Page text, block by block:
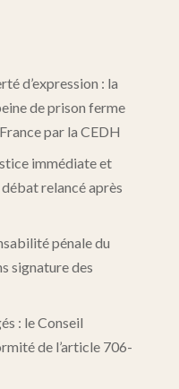
d’expression : la
de prison ferme
par la CEDH
immédiate et
relancé après
pénale du
signature des
: le Conseil
de l’article 706-